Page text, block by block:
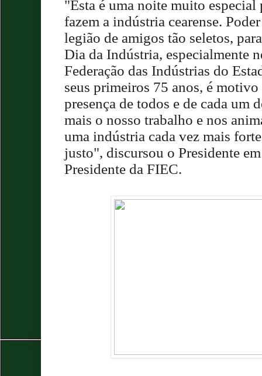
"Esta é uma noite muito especial
fazem a indústria cearense.
legião de amigos tão seletos,
Dia da Indústria, especialmente
Federação das Indústrias do
seus primeiros 75 anos, é
presença de todos e de cada um
mais o nosso trabalho e nos
uma indústria cada vez mais
justo", discursou o Presidente
Presidente da FIEC.